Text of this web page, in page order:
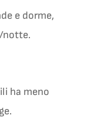
e dorme,
notte.
ha meno